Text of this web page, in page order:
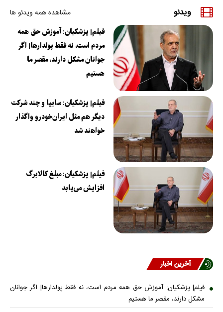
ویدئو مشاهده همه ویدئو ها
فیلم| پزشکیان: آموزش حق همه
مردم است، نه فقط پولدارها| اگر
جوانان مشکل دارند، مقصر ما
هستیم
فیلم| پزشکیان: سایپا و چند شرکت
دیگر هم مثل ایران‌خودرو واگذار
خواهند شد
فیلم| پزشکیان: مبلغ کالابرگ
افزایش می‌یابد
آخرین اخبار
فیلم| پزشکیان: آموزش حق همه مردم است، نه فقط پولدارها| اگر جوانان
مشکل دارند، مقصر ما هستیم